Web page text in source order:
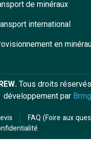
de minéraux
international
en
. Tous droits
développement par
FAQ (Foire aux